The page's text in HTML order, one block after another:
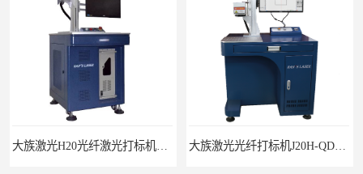
大族激光光纤打标机J20H-QD光纤激光打标机 大族激光紫外激光打标机紫外打标机3W紫外机